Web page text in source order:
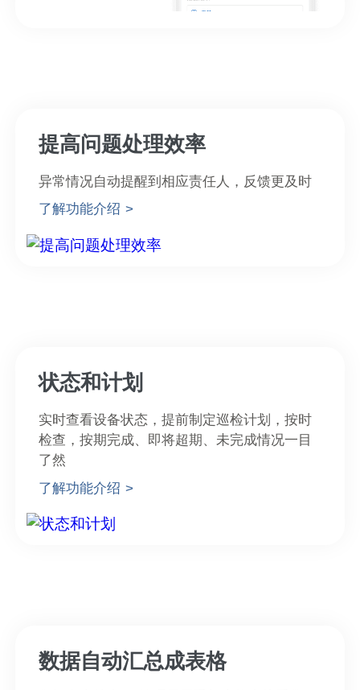
提高问题处理效率
异常情况自动提醒到相应责任人，反馈更及时
了解功能介绍 >
状态和计划
实时查看设备状态，提前制定巡检计划，按时
检查，按期完成、即将超期、未完成情况一目
了然
了解功能介绍 >
数据自动汇总成表格